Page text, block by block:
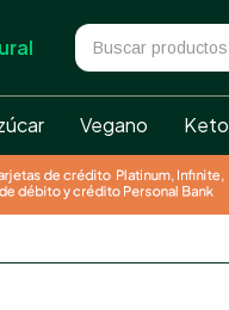
Vegano Keto